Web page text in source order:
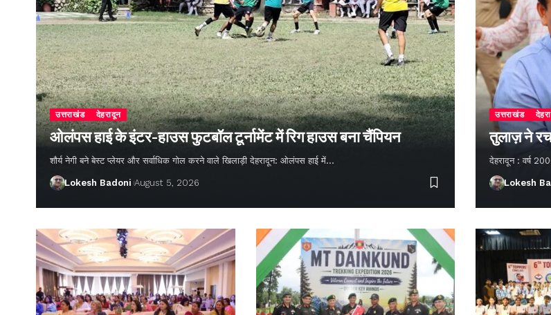
उत्तराखंड देहरादून
ओलंपस हाई के इंटर-हाउस फुटबॉल टूर्नामेंट में रिग हाउस बना चैंपियन
शौर्य नेगी बने बेस्ट प्लेयर और सर्वाधिक गोल करने वाले खिलाड़ी देहरादून: ओलंपस हाई में…
Lokesh Badoni August 5, 2026
उत्तराखंड
तुलाज़ ने
देहरादून : वर्ष
Lokesh